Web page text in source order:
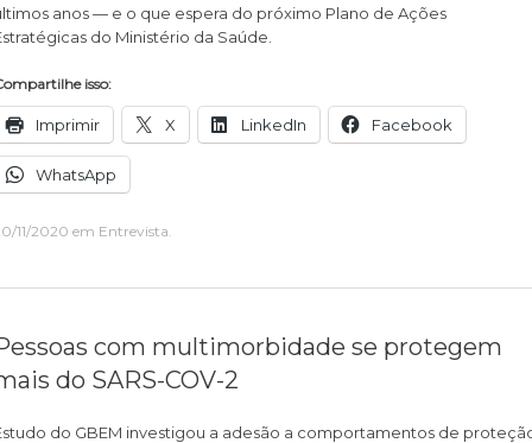
anos — e o que espera do próximo Plano de Ações
do Ministério da Saúde.
isso:
Imprimir X LinkedIn Facebook
WhatsApp
11/2020 em Entrevista.
com multimorbidade se protegem
do SARS-COV-2
do GBEM investigou a adesão a comportamentos de